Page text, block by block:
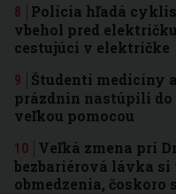
Polícia hľadá
vbehol pred
cestujúci v električke
Študenti medicíny
prázdnin nastúpili do
veľkou pomocou
Veľká zmena pri
bezbariérová lávka
obmedzenia, čoskoro